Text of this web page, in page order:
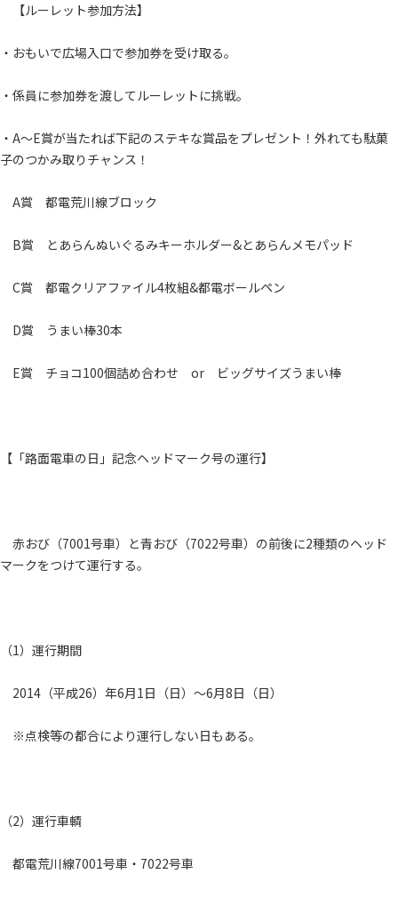
【ルーレット参加方法】
・おもいで広場入口で参加券を受け取る。
・係員に参加券を渡してルーレットに挑戦。
・A～E賞が当たれば下記のステキな賞品をプレゼント！外れても駄菓
子のつかみ取りチャンス！
A賞 都電荒川線ブロック
B賞 とあらんぬいぐるみキーホルダー&とあらんメモパッド
C賞 都電クリアファイル4枚組&都電ボールペン
D賞 うまい棒30本
E賞 チョコ100個詰め合わせ or ビッグサイズうまい棒
【「路面電車の日」記念ヘッドマーク号の運行】
赤おび（7001号車）と青おび（7022号車）の前後に2種類のヘッド
マークをつけて運行する。
（1）運行期間
2014（平成26）年6月1日（日）～6月8日（日）
※点検等の都合により運行しない日もある。
（2）運行車輌
都電荒川線7001号車・7022号車